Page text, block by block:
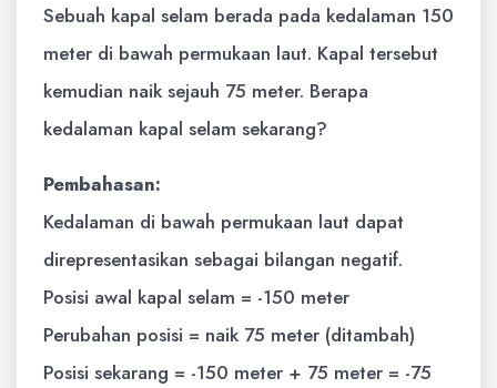
Sebuah kapal selam berada pada kedalaman 150
meter di bawah permukaan laut. Kapal tersebut
kemudian naik sejauh 75 meter. Berapa
kedalaman kapal selam sekarang?
Pembahasan:
Kedalaman di bawah permukaan laut dapat
direpresentasikan sebagai bilangan negatif.
Posisi awal kapal selam = -150 meter
Perubahan posisi = naik 75 meter (ditambah)
Posisi sekarang = -150 meter + 75 meter = -75